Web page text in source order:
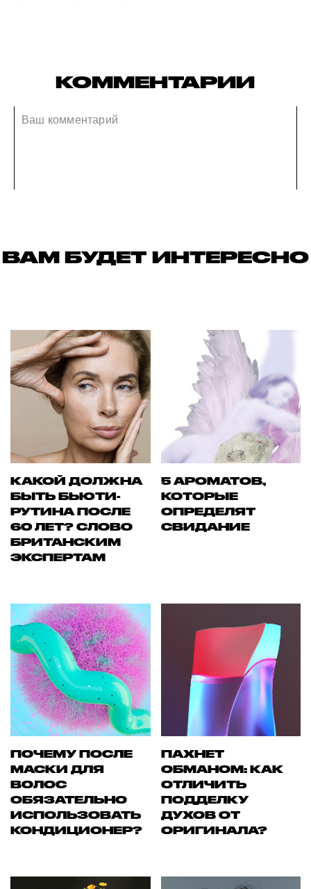
КОММЕНТАРИИ
ВАМ БУДЕТ ИНТЕРЕСНО
КАКОЙ ДОЛЖНА
БЫТЬ БЬЮТИ-
РУТИНА ПОСЛЕ
60 ЛЕТ? СЛОВО
БРИТАНСКИМ
ЭКСПЕРТАМ
5 АРОМАТОВ,
КОТОРЫЕ
ОПРЕДЕЛЯТ
СВИДАНИЕ
ПОЧЕМУ ПОСЛЕ
МАСКИ ДЛЯ
ВОЛОС
ОБЯЗАТЕЛЬНО
ИСПОЛЬЗОВАТЬ
КОНДИЦИОНЕР?
ПАХНЕТ
ОБМАНОМ: КАК
ОТЛИЧИТЬ
ПОДДЕЛКУ
ДУХОВ ОТ
ОРИГИНАЛА?